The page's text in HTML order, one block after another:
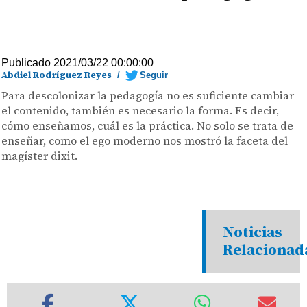
Publicado 2021/03/22 00:00:00
Abdiel Rodríguez Reyes / Seguir
Para descolonizar la pedagogía no es suficiente cambiar
el contenido, también es necesario la forma. Es decir,
cómo enseñamos, cuál es la práctica. No solo se trata de
enseñar, como el ego moderno nos mostró la faceta del
magíster dixit.
Noticias